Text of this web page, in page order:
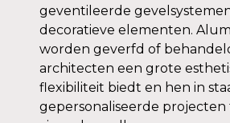
geventileerde
decoratieve elementen.
worden geverfd of
architecten een grote
flexibiliteit biedt en hen in
gepersonaliseerde projecten